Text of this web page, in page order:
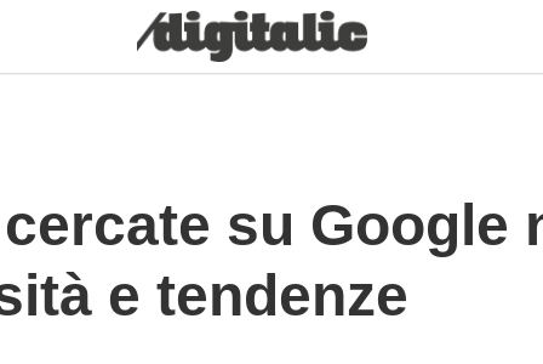
su Google
e tendenze